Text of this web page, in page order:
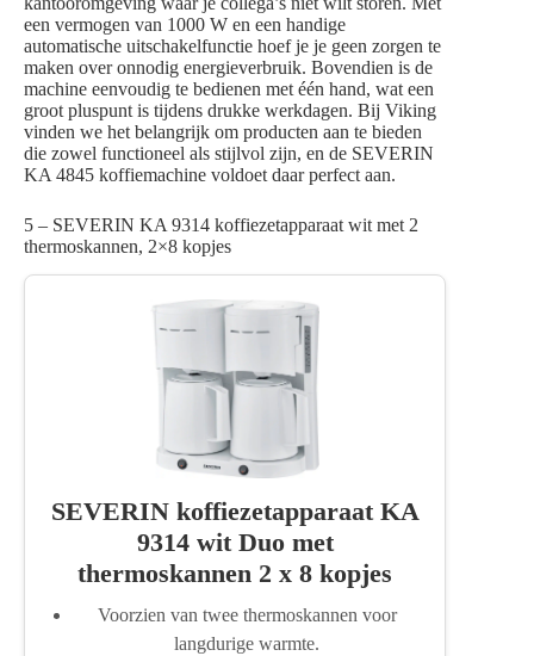
een vermogen van 1000 W en een handige
automatische uitschakelfunctie hoef je je geen zorgen te
maken over onnodig energieverbruik. Bovendien is de
machine eenvoudig te bedienen met één hand, wat een
groot pluspunt is tijdens drukke werkdagen. Bij Viking
vinden we het belangrijk om producten aan te bieden
die zowel functioneel als stijlvol zijn, en de SEVERIN
KA 4845 koffiemachine voldoet daar perfect aan.
5 – SEVERIN KA 9314 koffiezetapparaat wit met 2
thermoskannen, 2×8 kopjes
SEVERIN koffiezetapparaat KA
9314 wit Duo met
thermoskannen 2 x 8 kopjes
Voorzien van twee thermoskannen voor
langdurige warmte.